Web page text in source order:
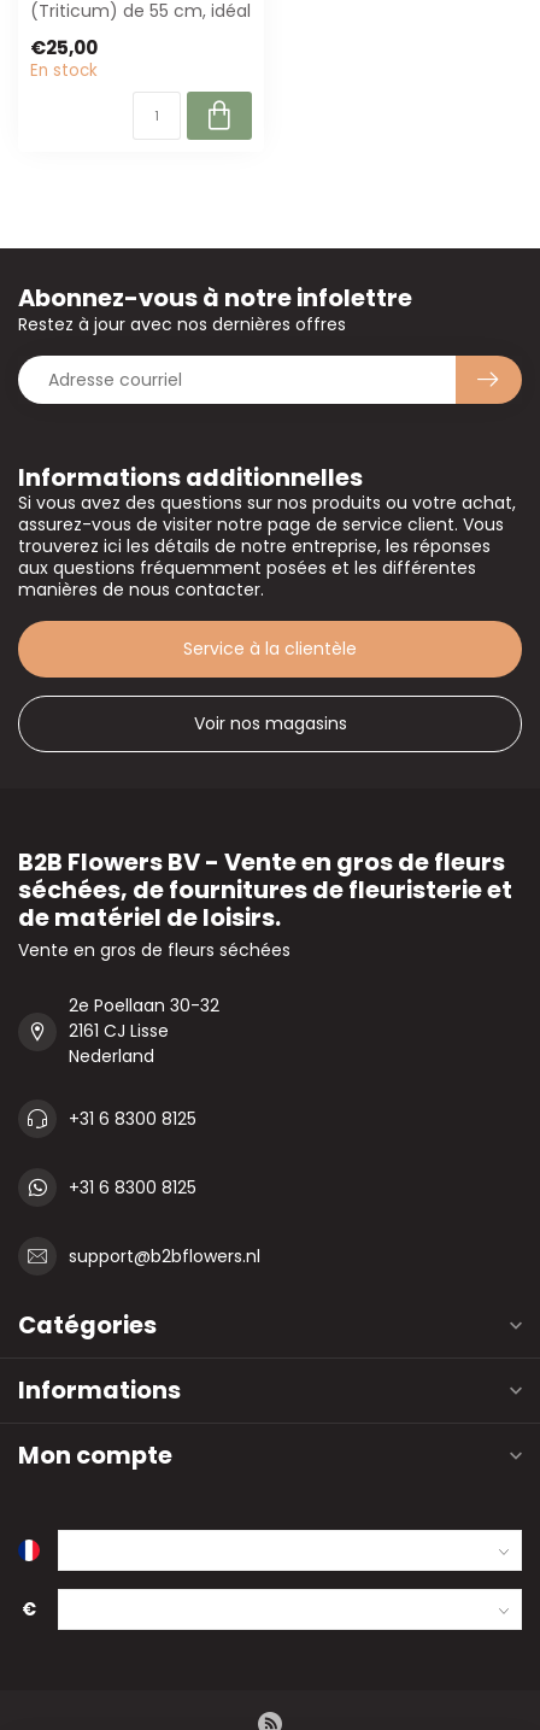
(Triticum) de 55 cm, idéal
d...
€25,00
En stock
Informations additionnelles
Si vous avez des questions sur nos produits ou votre achat,
assurez-vous de visiter notre page de service client. Vous
trouverez ici les détails de notre entreprise, les réponses
aux questions fréquemment posées et les différentes
manières de nous contacter.
Service à la clientèle
Voir nos magasins
Abonnez-vous à notre infolettre
Restez à jour avec nos dernières offres
B2B Flowers BV - Vente en gros de fleurs
séchées, de fournitures de fleuristerie et
de matériel de loisirs.
Vente en gros de fleurs séchées
2e Poellaan 30-32
2161 CJ Lisse
Nederland
+31 6 8300 8125
+31 6 8300 8125
support@b2bflowers.nl
Catégories
Informations
Mon compte
€